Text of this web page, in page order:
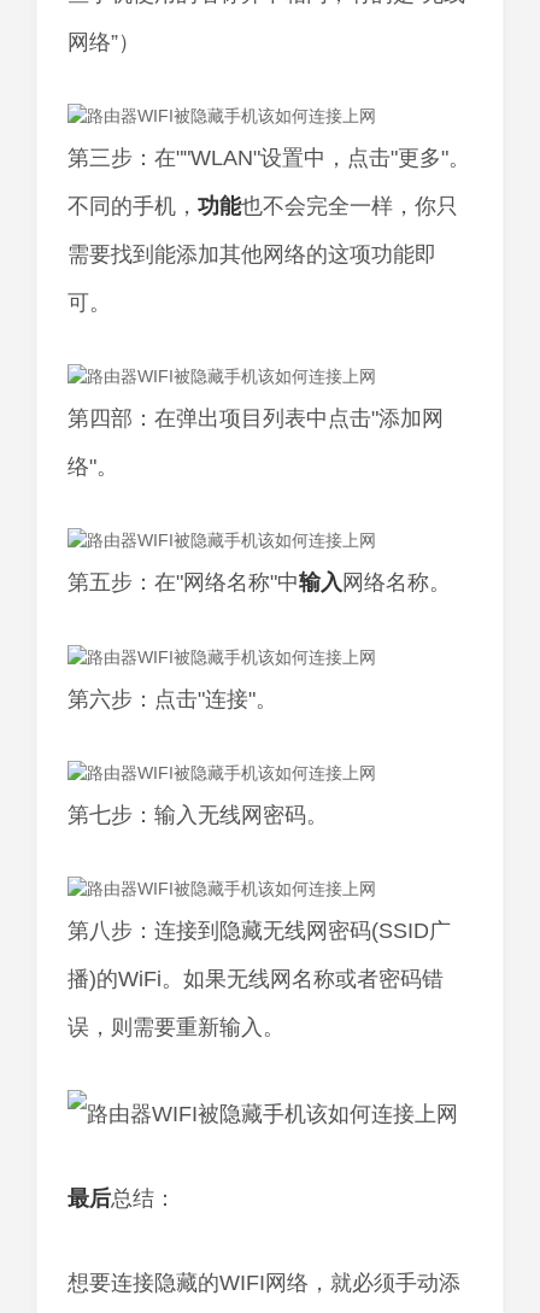
网络”）
第三步：在""WLAN"设置中，点击"更多"。
不同的手机， 功能也不会完全一样，你只
需要找到能添加其他网络的这项功能即
可。
第四部：在弹出项目列表中点击"添加网
络"。
第五步：在"网络名称"中输入 网络名称。
第六步：点击"连接"。
第七步：输入无线网密码。
第八步：连接到隐藏无线网密码(SSID广
播)的WiFi。如果无线网名称或者密码错
误，则需要重新输入。
最后总结：
想要连接隐藏的WIFI网络，就必须手动添